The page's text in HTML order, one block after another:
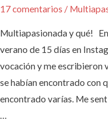
17 comentarios /
Multiapasionada y qué!
verano de 15 días en
vocación y me escribieron
se habían encontrado con
encontrado varías. Me
…